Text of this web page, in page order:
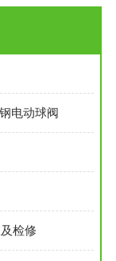
电动球阀
检修